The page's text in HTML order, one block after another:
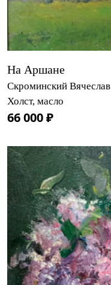
На Аршане
Скроминский Вячеслав
Холст, масло
66 000 ₽